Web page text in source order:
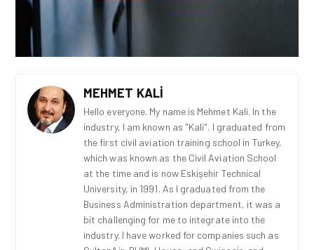
MEHMET KALI
Hello everyone. My name is Mehmet Kali. In the
industry, I am known as "Kali". I graduated from
the first civil aviation training school in Turkey,
which was known as the Civil Aviation School
at the time and is now Eskişehir Technical
University, in 1991. As I graduated from the
Business Administration department, it was a
bit challenging for me to integrate into the
industry. I have worked for companies such as